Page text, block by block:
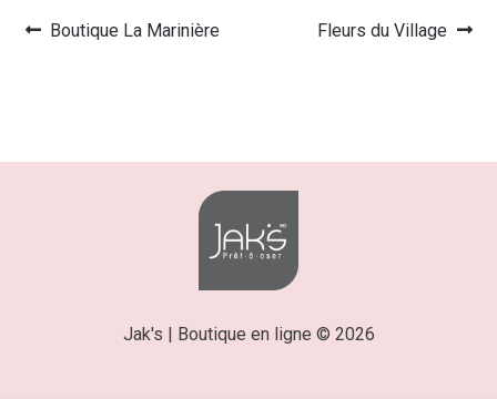
Navigation
Article
précédent :
Boutique La Marinière
Article
Fleurs du Village
Jak's | Boutique en ligne © 2026